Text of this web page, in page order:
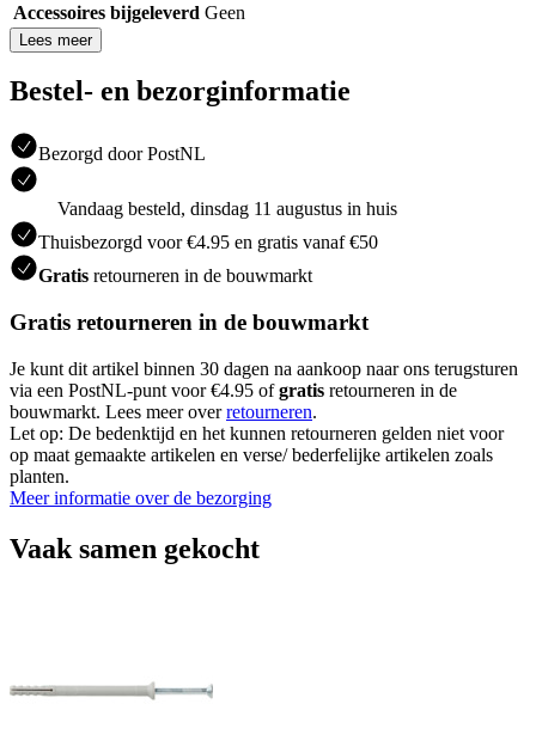
Accessoires bijgeleverd Geen
Lees meer
Bestel- en bezorginformatie
Bezorgd door PostNL
Vandaag besteld, dinsdag 11 augustus in huis
Thuisbezorgd voor €4.95 en gratis vanaf €50
Gratis retourneren in de bouwmarkt
Gratis retourneren in de bouwmarkt
Je kunt dit artikel binnen 30 dagen na aankoop naar ons terugsturen
via een PostNL-punt voor €4.95 ofgratis retourneren in de
bouwmarkt. Lees meer overretourneren.
Let op: De bedenktijd en het kunnen retourneren gelden niet voor
op maat gemaakte artikelen en verse/ bederfelijke artikelen zoals
planten.
Meer informatie over de bezorging
Vaak samen gekocht